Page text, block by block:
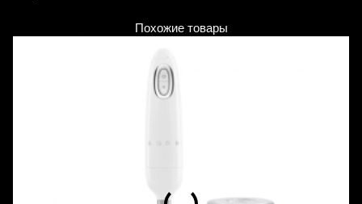
Похожие товары